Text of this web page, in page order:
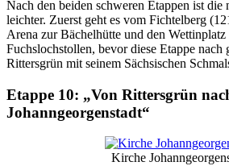
Nach den beiden schweren Etappen ist die
leichter. Zuerst geht es vom Fichtelberg
Arena zur Bächelhütte und den
Fuchslochstollen, bevor diese Etappe nach
Rittersgrün mit seinem Sächsischen
Etappe 10: „Von Rittersgrün
Johanngeorgenstadt“
Kirche